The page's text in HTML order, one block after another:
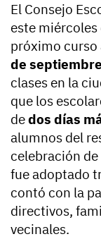
El Consejo
este
próximo curso
de septiembre
clases en la
que los
dedos días
alumnos del
celebración
fue adoptado
contó con la
directivos,
vecinales.